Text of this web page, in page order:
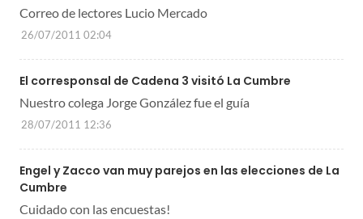
Correo de lectores Lucio Mercado
26/07/2011 02:04
El corresponsal de Cadena 3 visitó La Cumbre
Nuestro colega Jorge González fue el guía
28/07/2011 12:36
Engel y Zacco van muy parejos en las elecciones de La
Cumbre
Cuidado con las encuestas!